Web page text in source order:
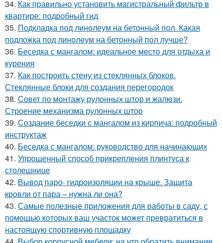
34. Как правильно установить магистральный фильтр в
квартире: подробный гид
35. Подкладка под линолеум на бетонный пол. Какая
подложка под линолеум на бетонный пол лучше?
36. Беседка с мангалом: идеальное место для отдыха и
курения
37. Как построить стену из стеклянных блоков.
Стеклянные блоки для создания перегородок
38. Совет по монтажу рулонных штор и жалюзи.
Строение механизма рулонных штор
39. Создание беседки с мангалом из кирпича: подробный
инструктаж
40. Беседка с мангалом: руководство для начинающих
41. Упрощенный способ прикрепления плинтуса к
столешнице
42. Вывод паро- гидроизоляции на крыше. Защита
кровли от пара – нужна ли она?
43. Самые полезные приложения для работы в саду, с
помощью которых ваш участок может превратиться в
настоящую спортивную площадку